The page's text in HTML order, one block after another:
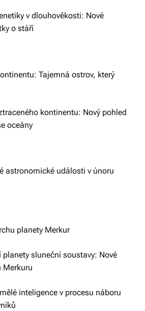
v dlouhověkosti: Nové
o stáří
Tajemná ostrov, který
kontinentu: Nový pohled
oceány
astronomické události v únoru
planety Merkur
sluneční soustavy: Nové
Merkuru
inteligence v procesu náboru